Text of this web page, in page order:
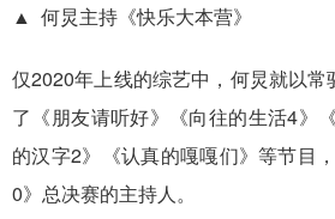
▲ 何炅主持《快乐大本营》
仅2020年上线的综艺中，何炅就以
了《朋友请听好》《向往的生活4》
的汉字2》《认真的嘎嘎们》等节目
0》总决赛的主持人。